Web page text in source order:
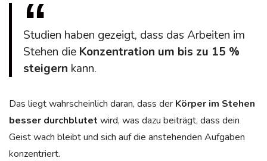
Studien haben gezeigt, dass das Arbeiten im
Stehen die Konzentration um bis zu 15 %
steigern kann.
Das liegt wahrscheinlich daran, dass der Körper im Stehen
besser durchblutet wird, was dazu beiträgt, dass dein
Geist wach bleibt und sich auf die anstehenden Aufgaben
konzentriert.